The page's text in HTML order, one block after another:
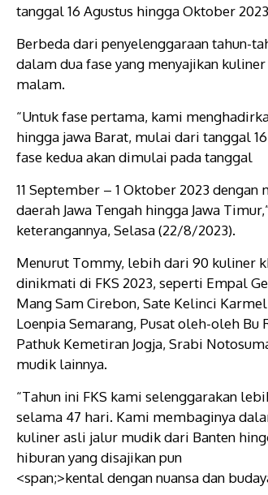
tanggal 16 Agustus hingga Oktober
Berbeda dari penyelenggaraan tahun-
dalam dua fase yang menyajikan
malam.
“Untuk fase pertama, kami
hingga jawa Barat, mulai dari tanggal
fase kedua akan dimulai pada tanggal
11 September – 1 Oktober 2023
daerah Jawa Tengah hingga Jawa
keterangannya, Selasa (22/8/2023).
Menurut Tommy, lebih dari 90 kuliner
dinikmati di FKS 2023, seperti Empal
Mang Sam Cirebon, Sate Kelinci
Loenpia Semarang, Pusat oleh-oleh Bu
Pathuk Kemetiran Jogja, Srabi
mudik lainnya.
“Tahun ini FKS kami selenggarakan
selama 47 hari. Kami membaginya
kuliner asli jalur mudik dari Banten
hiburan yang disajikan pun
<span;>kental dengan nuansa dan